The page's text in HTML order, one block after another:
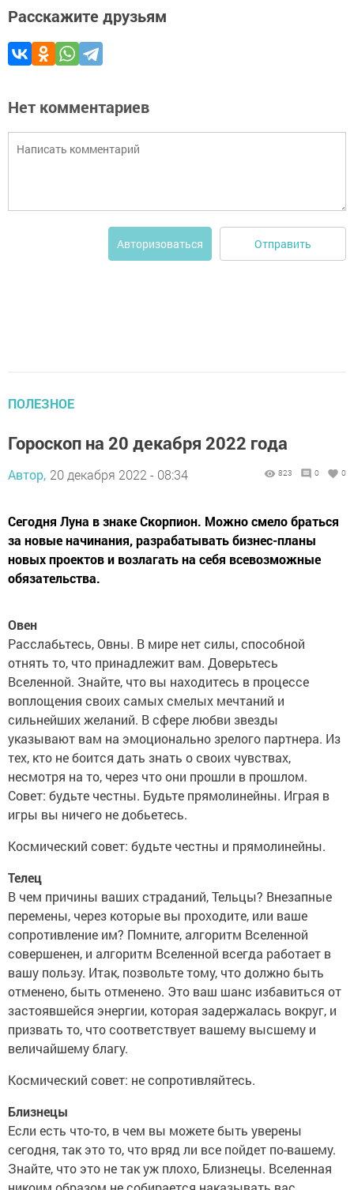
Расскажите друзьям
Нет комментариев
Авторизоваться Отправить
ПОЛЕЗНОЕ
Гороскоп на 20 декабря 2022 года
Автор, 20 декабря 2022 - 08:34 823 0 0
Сегодня Луна в знаке Скорпион. Можно смело браться
за новые начинания, разрабатывать бизнес-планы
новых проектов и возлагать на себя всевозможные
обязательства.
Овен
Расслабьтесь, Овны. В мире нет силы, способной
отнять то, что принадлежит вам. Доверьтесь
Вселенной. Знайте, что вы находитесь в процессе
воплощения своих самых смелых мечтаний и
сильнейших желаний. В сфере любви звезды
указывают вам на эмоционально зрелого партнера. Из
тех, кто не боится дать знать о своих чувствах,
несмотря на то, через что они прошли в прошлом.
Совет: будьте честны. Будьте прямолинейны. Играя в
игры вы ничего не добьетесь.
Космический совет: будьте честны и прямолинейны.
Телец
В чем причины ваших страданий, Тельцы? Внезапные
перемены, через которые вы проходите, или ваше
сопротивление им? Помните, алгоритм Вселенной
совершенен, и алгоритм Вселенной всегда работает в
вашу пользу. Итак, позвольте тому, что должно быть
отменено, быть отменено. Это ваш шанс избавиться от
застоявшейся энергии, которая задержалась вокруг, и
призвать то, что соответствует вашему высшему и
величайшему благу.
Космический совет: не сопротивляйтесь.
Близнецы
Если есть что-то, в чем вы можете быть уверены
сегодня, так это то, что вряд ли все пойдет по-вашему.
Знайте, что это не так уж плохо, Близнецы. Вселенная